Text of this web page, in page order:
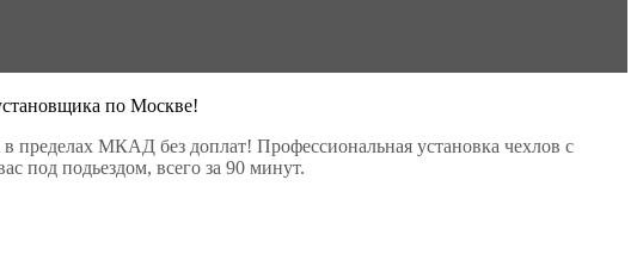
по Москве!
пределах МКАД без доплат! Профессиональная установка чехлов с
под подьездом, всего за 90 минут.